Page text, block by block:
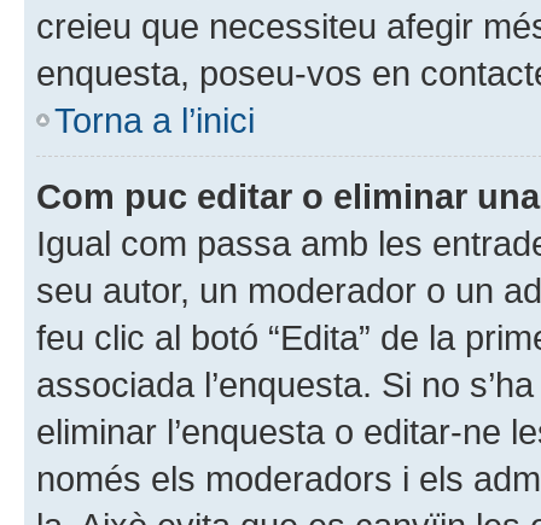
creieu que necessiteu afegir
enquesta, poseu-vos en
Torna a l’inici
Com puc editar o eliminar
Igual com passa amb les
seu autor, un moderador o un
feu clic al botó “Edita” de la
associada l’enquesta. Si no
eliminar l’enquesta o editar-ne
només els moderadors i els